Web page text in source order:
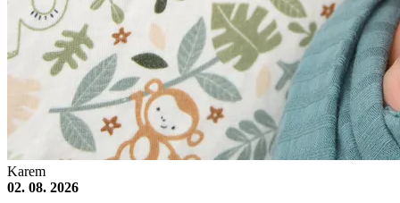
Karem
02. 08. 2026